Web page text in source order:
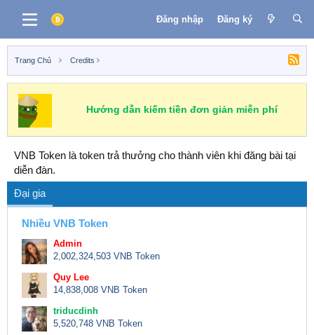
Đăng nhập Đăng ký
Trang Chủ Credits
Hướng dẫn kiếm tiền đơn giản miễn phí
VNB Token là token trả thưởng cho thành viên khi đăng bài tại
diễn đàn.
Đại gia
Nhiều VNB Token
Admin
2,002,324,503 VNB Token
Quy Lee
14,838,008 VNB Token
triducdinh
5,520,748 VNB Token